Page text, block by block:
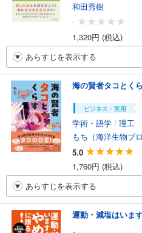
和田秀樹
-
1,320円 (税込)
あらすじを表示する
海の賢者タコとく
ビジネス・実用
学術・語学 / 理工
もち（海洋生物ブ
5.0
1,760円 (税込)
あらすじを表示する
運動・減塩はいま